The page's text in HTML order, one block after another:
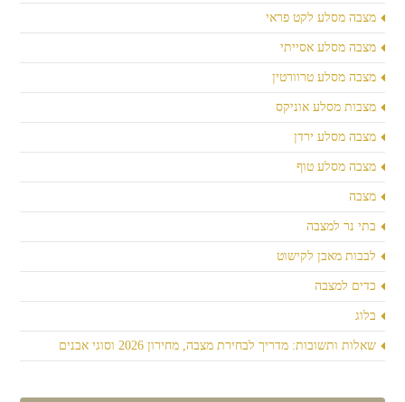
מצבה מסלע לקט פראי
מצבה מסלע אסייתי
מצבה מסלע טרוורטין
מצבות מסלע אוניקס
מצבה מסלע ירדן
מצבה מסלע טוף
מצבה
בתי נר למצבה
לבבות מאבן לקישוט
כדים למצבה
בלוג
שאלות ותשובות: מדריך לבחירת מצבה, מחירון 2026 וסוגי אבנים